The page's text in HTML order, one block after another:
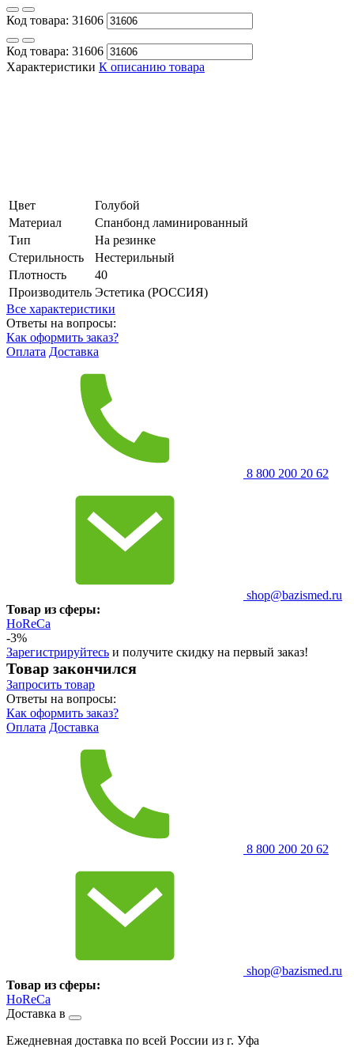
Код товара: 31606
Код товара: 31606
Характеристики К описанию товара
Цвет
Голубой
Материал
Спанбонд ламинированный
Тип
На резинке
Стерильность
Нестерильный
Плотность
40
Производитель Эстетика (РОССИЯ)
Все характеристики
Ответы на вопросы:
Как оформить заказ?
Оплата Доставка
8 800 200 20 62
shop@bazismed.ru
Товар из сферы:
HoReCa
-3%
Зарегистрируйтесь и получите скидку на первый заказ!
Товар закончился
Запросить товар
Ответы на вопросы:
Как оформить заказ?
Оплата Доставка
8 800 200 20 62
shop@bazismed.ru
Товар из сферы:
HoReCa
Доставка в
Ежедневная доставка по всей России из г. Уфа